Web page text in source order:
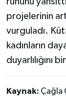
projelerinin
vurguladı.
kadınların
duyarlılığını
Kaynak: Çağla